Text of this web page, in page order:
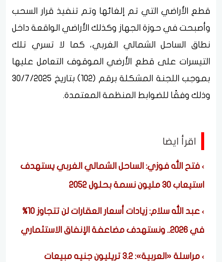
قطع الأراضي التي تم إلغائها وتم تنفيذ قرار السحب
وأصبحت في حوزة الجهاز وكذلك الأراضي الواقعة داخل
نطاق الساحل الشمالي الغربي، كما لا تسري تلك
التيسرات على قطع الأرضي الموقوف التعامل عليها
بموجب اللجنة المشكلة برقم (102) بتاريخ 30/7/2025
وذلك وفقًا للضوابط المنظمة المعتمدة.
اقرأ ايضا
فتح الله فوزي: الساحل الشمالي الغربي يستهدف
استيعاب 30 مليون نسمة بحلول 2052
عبد الله سلام: زيادات أسعار العقارات لن تتجاوز 10%
في 2026.. ونستهدف مضاعفة الإنفاق الاستثماري
مراسلة «العربية»: 3.2 تريليون جنيه مبيعات